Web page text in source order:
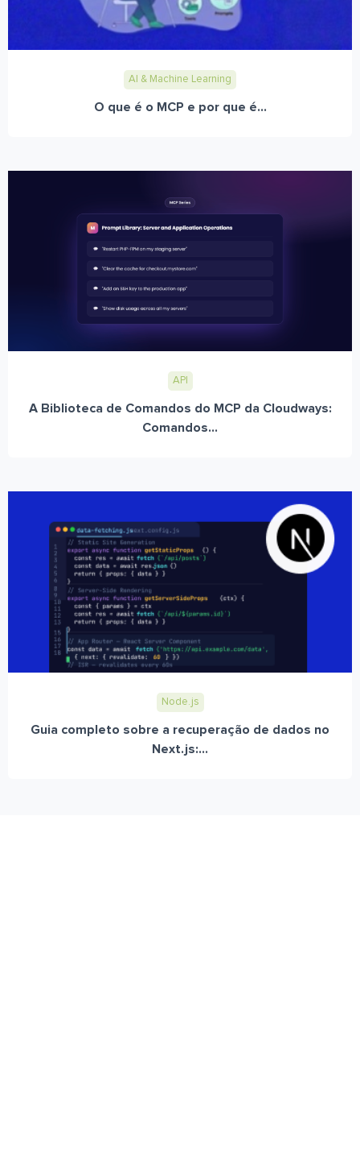
AI & Machine Learning
O que é o MCP e por que é...
API
A Biblioteca de Comandos do MCP da Cloudways:
Comandos...
Node.js
Guia completo sobre a recuperação de dados no
Next.js:...